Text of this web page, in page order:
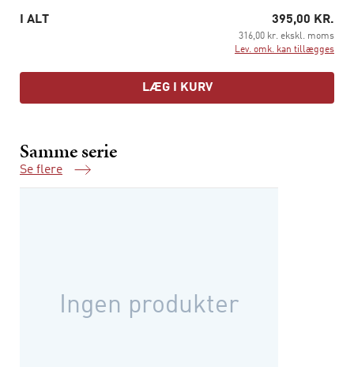
I ALT 395,00 KR.
316,00 kr. ekskl. moms
Lev. omk. kan tillægges
LÆG I KURV
Samme serie
Se flere
Samme serie
Ingen produkter